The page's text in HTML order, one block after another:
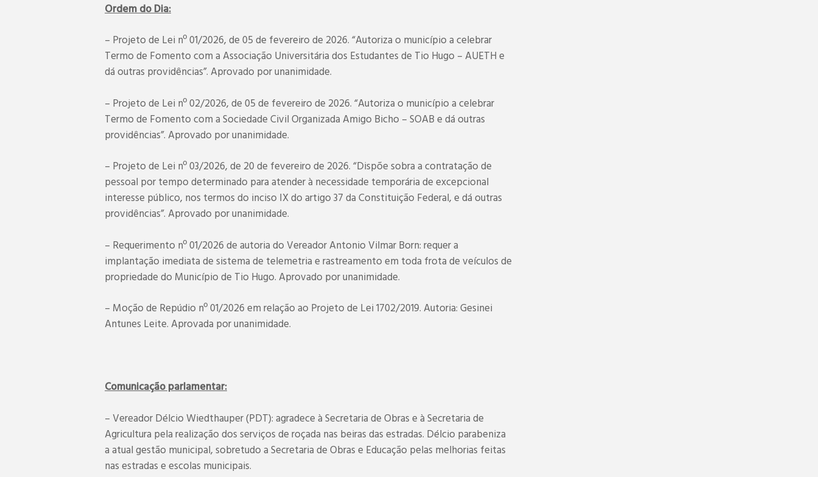
Ordem do Dia:
– Projeto de Lei nº 01/2026, de 05 de fevereiro de 2026. “Autoriza o município a celebrar
Termo de Fomento com a Associação Universitária dos Estudantes de Tio Hugo – AUETH e
dá outras providências”. Aprovado por unanimidade.
– Projeto de Lei nº 02/2026, de 05 de fevereiro de 2026. “Autoriza o município a celebrar
Termo de Fomento com a Sociedade Civil Organizada Amigo Bicho – SOAB e dá outras
providências”. Aprovado por unanimidade.
– Projeto de Lei nº 03/2026, de 20 de fevereiro de 2026. “Dispõe sobra a contratação de
pessoal por tempo determinado para atender à necessidade temporária de excepcional
interesse público, nos termos do inciso IX do artigo 37 da Constituição Federal, e dá outras
providências”. Aprovado por unanimidade.
– Requerimento nº 01/2026 de autoria do Vereador Antonio Vilmar Born: requer a
implantação imediata de sistema de telemetria e rastreamento em toda frota de veículos de
propriedade do Município de Tio Hugo. Aprovado por unanimidade.
– Moção de Repúdio nº 01/2026 em relação ao Projeto de Lei 1702/2019. Autoria: Gesinei
Antunes Leite. Aprovada por unanimidade.
Comunicação parlamentar:
– Vereador Délcio Wiedthauper (PDT): agradece à Secretaria de Obras e à Secretaria de
Agricultura pela realização dos serviços de roçada nas beiras das estradas. Délcio parabeniza
a atual gestão municipal, sobretudo a Secretaria de Obras e Educação pelas melhorias feitas
nas estradas e escolas municipais.